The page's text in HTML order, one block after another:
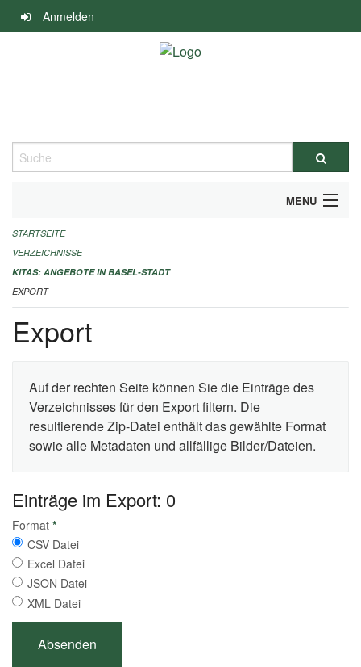
Navigation
überspringen
Anmelden
Suche
MENU
ALLGEMEINE INFORMATIONEN
IMPRESSUM
STARTSEITE
VERZEICHNISSE
KITAS: ANGEBOTE IN BASEL-STADT
EXPORT
Export
Auf der rechten Seite können Sie die Einträge des
Verzeichnisses für den Export filtern. Die
resultierende Zip-Datei enthält das gewählte Format
sowie alle Metadaten und allfällige Bilder/Dateien.
Einträge im Export: 0
Format *
CSV Datei
Excel Datei
JSON Datei
XML Datei